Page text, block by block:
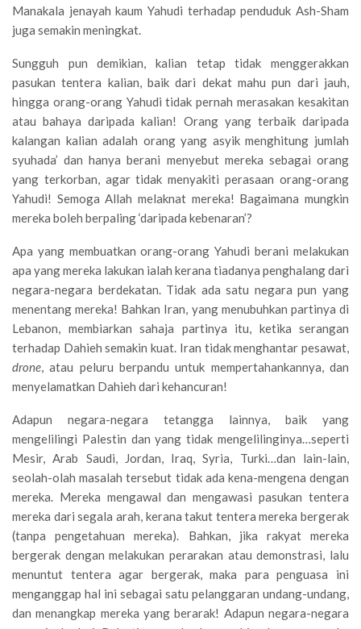
Manakala jenayah kaum Yahudi terhadap penduduk Ash-Sham
juga semakin meningkat.
Sungguh pun demikian, kalian tetap tidak menggerakkan
pasukan tentera kalian, baik dari dekat mahu pun dari jauh,
hingga orang-orang Yahudi tidak pernah merasakan kesakitan
atau bahaya daripada kalian! Orang yang terbaik daripada
kalangan kalian adalah orang yang asyik menghitung jumlah
syuhada’ dan hanya berani menyebut mereka sebagai orang
yang terkorban, agar tidak menyakiti perasaan orang-orang
Yahudi! Semoga Allah melaknat mereka! Bagaimana mungkin
mereka boleh berpaling ‘daripada kebenaran’?
Apa yang membuatkan orang-orang Yahudi berani melakukan
apa yang mereka lakukan ialah kerana tiadanya penghalang dari
negara-negara berdekatan. Tidak ada satu negara pun yang
menentang mereka! Bahkan Iran, yang menubuhkan partinya di
Lebanon, membiarkan sahaja partinya itu, ketika serangan
terhadap Dahieh semakin kuat. Iran tidak menghantar pesawat,
drone, atau peluru berpandu untuk mempertahankannya, dan
menyelamatkan Dahieh dari kehancuran!
Adapun negara-negara tetangga lainnya, baik yang
mengelilingi Palestin dan yang tidak mengelilinginya…seperti
Mesir, Arab Saudi, Jordan, Iraq, Syria, Turki…dan lain-lain,
seolah-olah masalah tersebut tidak ada kena-mengena dengan
mereka. Mereka mengawal dan mengawasi pasukan tentera
mereka dari segala arah, kerana takut tentera mereka bergerak
(tanpa pengetahuan mereka). Bahkan, jika rakyat mereka
bergerak dengan melakukan perarakan atau demonstrasi, lalu
menuntut tentera agar bergerak, maka para penguasa ini
menganggap hal ini sebagai satu pelanggaran undang-undang,
dan menangkap mereka yang berarak! Adapun negara-negara